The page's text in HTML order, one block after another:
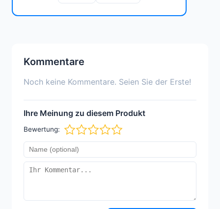
Kommentare
Noch keine Kommentare. Seien Sie der Erste!
Ihre Meinung zu diesem Produkt
Bewertung: